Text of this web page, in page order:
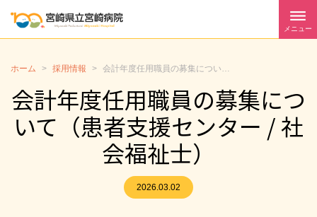
メニュー
ホーム > 採用情報 > 会計年度任用職員の募集について（患者支援センター / 社会福祉士）
会計年度任用職員の募集につ
いて（患者支援センター / 社
会福祉士）
2026.03.02